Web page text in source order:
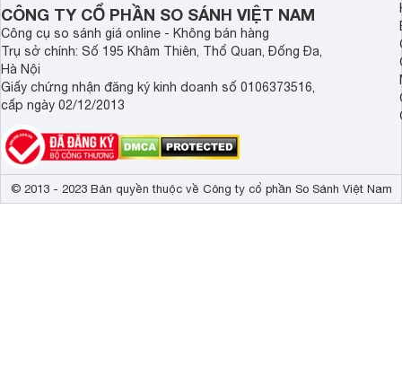
CÔNG TY CỔ PHẦN SO SÁNH VIỆT NAM
Công cụ so sánh giá online - Không bán hàng
Trụ sở chính: Số 195 Khâm Thiên, Thổ Quan, Đống Đa,
Hà Nội
Giấy chứng nhận đăng ký kinh doanh số 0106373516,
cấp ngày 02/12/2013
© 2013 - 2023 Bản quyền thuộc về Công ty cổ phần So Sánh Việt Nam